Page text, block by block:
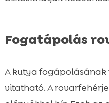
Fogatápolás
A kutya fogápolásának
vitatható. A